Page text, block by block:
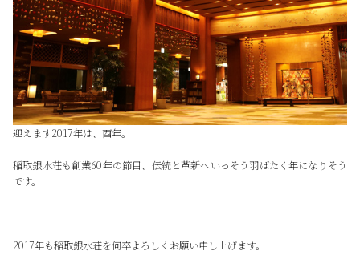
迎えます2017年は、酉年。
稲取銀水荘も創業60年の節目、伝統と革新へいっそう羽ばたく年になりそう
です。
2017年も稲取銀水荘を何卒よろしくお願い申し上げます。